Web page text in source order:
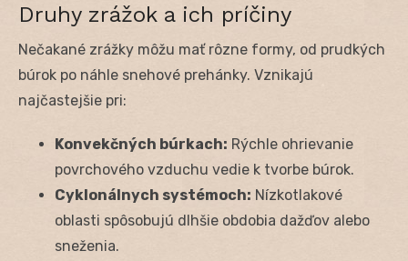
Druhy zrážok a ich príčiny
Nečakané zrážky môžu mať rôzne formy, od prudkých
búrok po náhle snehové prehánky. Vznikajú
najčastejšie pri:
Konvekčných búrkach: Rýchle ohrievanie
povrchového vzduchu vedie k tvorbe búrok.
Cyklonálnych systémoch: Nízkotlakové
oblasti spôsobujú dlhšie obdobia dažďov alebo
sneženia.